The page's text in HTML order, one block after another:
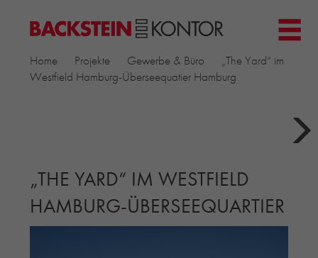
PROJEKTE
EINFAMILIENHÄUSER
ÖFFENTLICHE BAUTEN
BILDUNG & FORSCHUNG
Home Projekte Gewerbe & Büro
„The Yard“ im
Westfield Hamburg-Überseequatier Hamburg
„THE YARD“ IM WESTFIELD
HAMBURG-ÜBERSEEQUARTIER